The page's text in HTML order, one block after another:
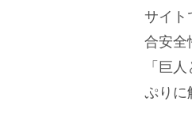
サイト
合安全
「巨
ぷりに